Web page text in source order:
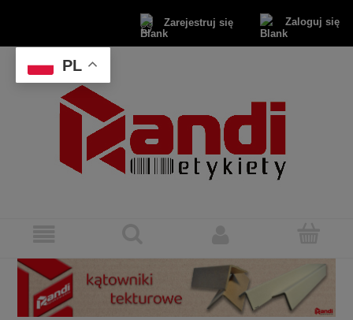
Zarejestruj się Zaloguj się
PL